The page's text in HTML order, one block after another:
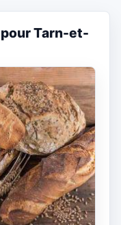
Tarn-et-